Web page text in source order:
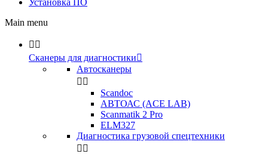
Установка ПО
Main menu
 
Сканеры для диагностики
Автосканеры
 
Scandoc
АВТОАС (ACE LAB)
Scanmatik 2 Pro
ELM327
Диагностика грузовой спецтехники
 